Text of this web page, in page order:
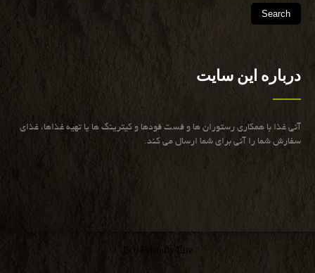
درباره این سایت
آنی غذا با همكاری رستوران ها و فست فودها و كیترینگ ها یا تهیه غذاها، غذای
سفارش شما را آنی برای شما ارسال می كند.
Eco Friendly Lite